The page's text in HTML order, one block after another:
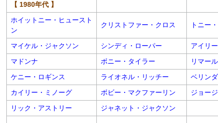
【 1980年代 】
ホイットニー・ヒュースト
ン
クリストファー・クロス トニー
マイケル・ジャクソン シンディ・ローパー
アイリ
マドンナ
ボニー・タイラー
リマール
ケニー・ロギンス
ライオネル・リッチー
ベリン
カイリー・ミノーグ
ボビー・マクファーリン
ジョー
リック・アストリー
ジャネット・ジャクソン